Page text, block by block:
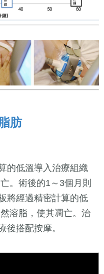
肪
的低溫導入治療組織
。術後的1～3個月則
將經過精密計算的低
溶脂，使其凋亡。治
後搭配按摩。